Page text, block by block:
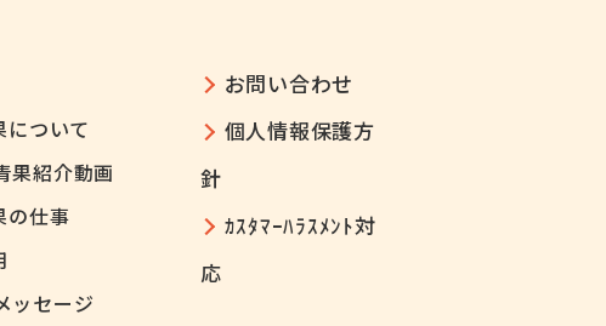
について
果紹介動画
の仕事
ッセージ
お問い合わせ
個人情報保護方
針
ｶｽﾀﾏｰﾊﾗｽﾒﾝﾄ対
応